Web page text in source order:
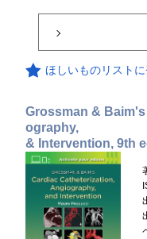
ほしいものリスト
Grossman &
ography,
& Intervention, 9th